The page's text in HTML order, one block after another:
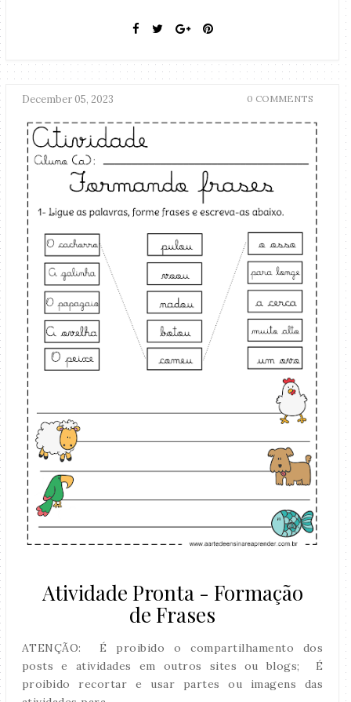
December 05, 2023 0 COMMENTS
Atividade Pronta - Formação
de Frases
ATENÇÃO: É proibido o compartilhamento dos
posts e atividades em outros sites ou blogs; É
proibido recortar e usar partes ou imagens das